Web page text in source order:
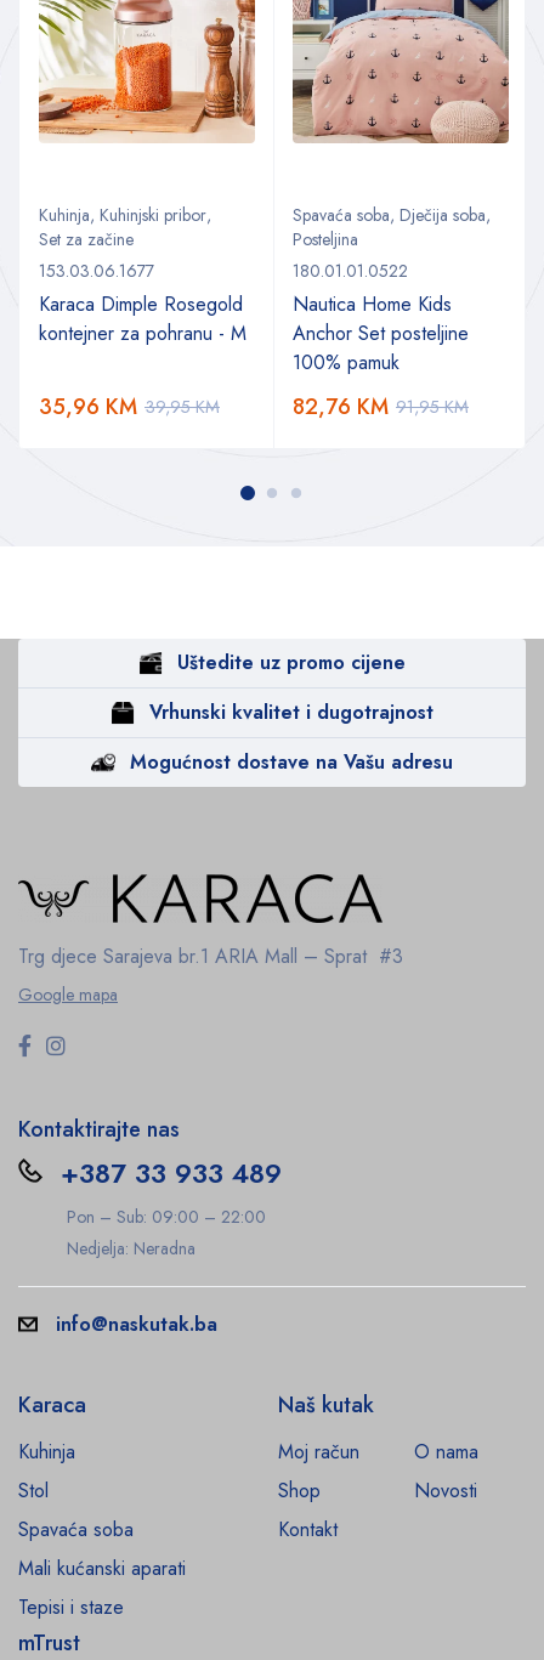
Kuhinja, Kuhinjski pribor,
Set za začine
153.03.06.1677
Karaca Dimple Rosegold
kontejner za pohranu - M
39,95KM
35,96 KM
Spavaća soba, Dječija soba,
Posteljina
180.01.01.0522
Nautica Home Kids
Anchor Set posteljine
100% pamuk
91,95KM
82,76 KM
Uštedite uz promo cijene
Vrhunski kvalitet i dugotrajnost
Mogućnost dostave na Vašu adresu
Trg djece Sarajeva br.1 ARIA Mall – Sprat #3
Google mapa
Kontaktirajte nas
+387 33 933 489
Pon – Sub: 09:00 – 22:00
Nedjelja: Neradna
info@naskutak.ba
Karaca
Kuhinja
Stol
Spavaća soba
Mali kućanski aparati
Tepisi i staze
Naš kutak
Moj račun
O nama
Shop
Novosti
Kontakt
mTrust